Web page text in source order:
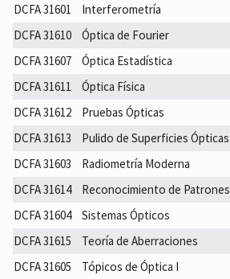
DCFA 31601
Interferometría
DCFA 31610
Óptica de Fourier
DCFA 31607
Óptica Estadística
DCFA 31611
Óptica Física
DCFA 31612
Pruebas Ópticas
DCFA 31613
Pulido de Superficies Ópticas
DCFA 31603
Radiometría Moderna
DCFA 31614
Reconocimiento de Patrones
DCFA 31604
Sistemas Ópticos
DCFA 31615
Teoría de Aberraciones
DCFA 31605
Tópicos de Óptica I